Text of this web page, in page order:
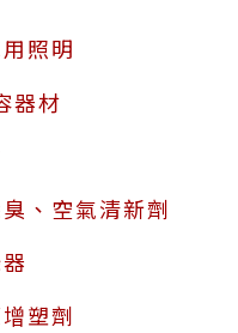
照明
器材
、空氣清新劑
塑劑